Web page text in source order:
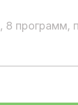
8 программ,